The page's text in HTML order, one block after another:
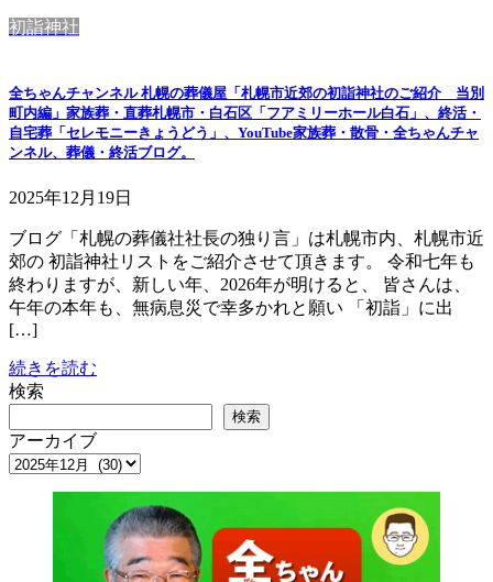
初詣神社
全ちゃんチャンネル 札幌の葬儀屋「札幌市近郊の初詣神社のご紹介 当別
町内編」家族葬・直葬札幌市・白石区「フアミリーホール白石」、終活・
自宅葬「セレモニーきょうどう」、YouTube家族葬・散骨・全ちゃんチャ
ンネル、葬儀・終活ブログ。
2025年12月19日
ブログ「札幌の葬儀社社長の独り言」は札幌市内、札幌市近
郊の 初詣神社リストをご紹介させて頂きます。 令和七年も
終わりますが、新しい年、2026年が明けると、 皆さんは、
午年の本年も、無病息災で幸多かれと願い 「初詣」に出
[…]
続きを読む
検索
検索
アーカイブ